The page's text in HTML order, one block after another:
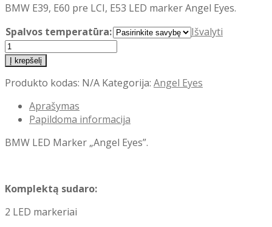
€15.00
through
€20.00
BMW E39, E60 pre LCI, E53 LED marker Angel Eyes.
Spalvos temperatūra:
Išvalyti
produkto
kiekis:
LED
Angel
Eyes
Į krepšelį
Produkto kodas: N/A Kategorija: Angel Eyes
Aprašymas
Papildoma informacija
BMW LED Marker „Angel Eyes”.
Komplektą sudaro:
2 LED markeriai